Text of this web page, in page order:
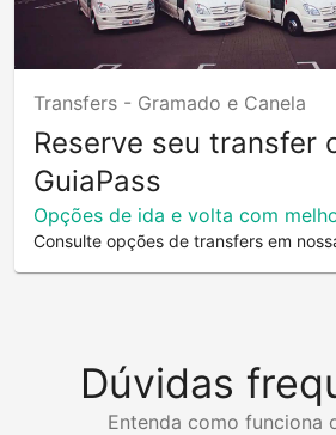
Transfers - Gramado e Canela
Reserve seu transfer
GuiaPass
Opções de ida e volta com
Consulte opções de transfers em
Dúvidas
Entenda como funciona